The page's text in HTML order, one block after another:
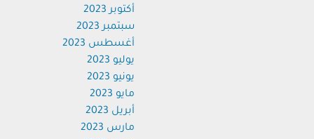
أكتوبر 2023
سبتمبر 2023
أغسطس 2023
يوليو 2023
يونيو 2023
مايو 2023
أبريل 2023
مارس 2023